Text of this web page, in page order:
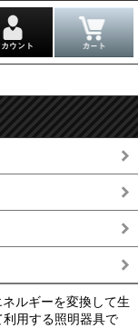
ルギーを変換して生
用する照明器具で